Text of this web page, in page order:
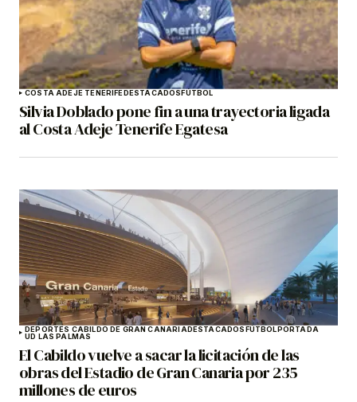
COSTA ADEJE TENERIFEDESTACADOSFÚTBOL
Silvia Doblado pone fin a una trayectoria ligada
al Costa Adeje Tenerife Egatesa
DEPORTES CABILDO DE GRAN CANARIADESTACADOSFÚTBOLPORTADA
UD LAS PALMAS
El Cabildo vuelve a sacar la licitación de las
obras del Estadio de Gran Canaria por 235
millones de euros